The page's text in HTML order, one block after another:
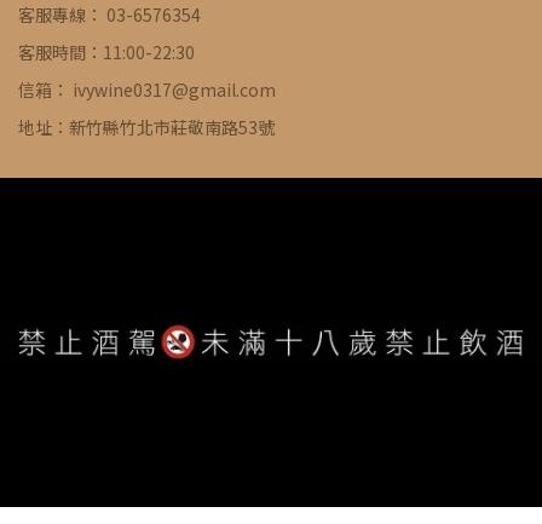
客服專線： 03-6576354
客服時間：11:00-22:30
信箱： ivywine0317@gmail.com
地址：新竹縣竹北市莊敬南路53號